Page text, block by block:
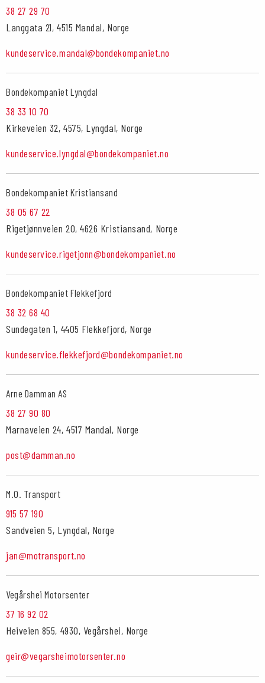
38 27 29 70
Langgata 21, 4515 Mandal, Norge
kundeservice.mandal@bondekompaniet.no
Bondekompaniet Lyngdal
38 33 10 70
Kirkeveien 32, 4575, Lyngdal, Norge
kundeservice.lyngdal@bondekompaniet.no
Bondekompaniet Kristiansand
38 05 67 22
Rigetjønnveien 20, 4626 Kristiansand, Norge
kundeservice.rigetjonn@bondekompaniet.no
Bondekompaniet Flekkefjord
38 32 68 40
Sundegaten 1, 4405 Flekkefjord, Norge
kundeservice.flekkefjord@bondekompaniet.no
Arne Damman AS
38 27 90 80
Marnaveien 24, 4517 Mandal, Norge
post@damman.no
M.O. Transport
915 57 190
Sandveien 5, Lyngdal, Norge
jan@motransport.no
Vegårshei Motorsenter
37 16 92 02
Heiveien 855, 4930, Vegårshei, Norge
geir@vegarsheimotorsenter.no